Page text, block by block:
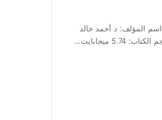
المؤلف: د أحمد خالد